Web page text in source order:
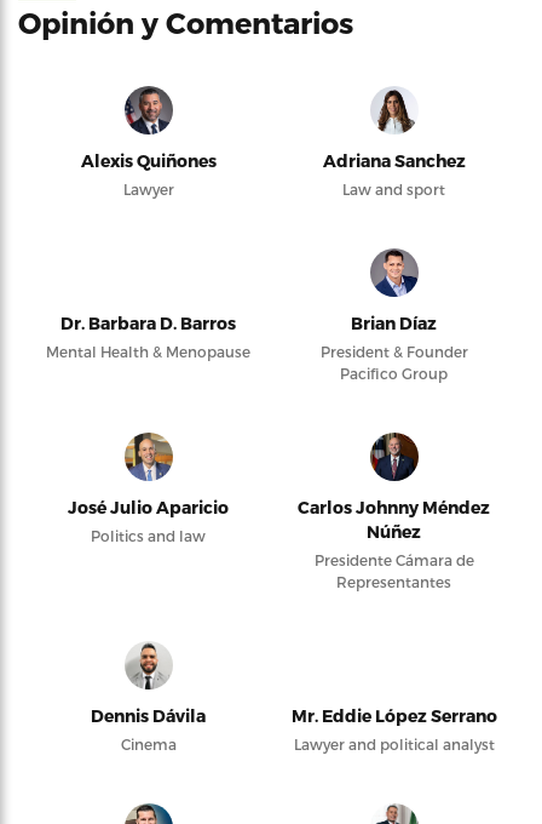
Opinión y Comentarios
Alexis Quiñones
Lawyer
Adriana Sanchez
Law and sport
Dr. Barbara D. Barros
Mental Health & Menopause
Brian Díaz
President & Founder
Pacifico Group
José Julio Aparicio
Politics and law
Carlos Johnny Méndez
Núñez
Presidente Cámara de
Representantes
Dennis Dávila
Cinema
Mr. Eddie López Serrano
Lawyer and political analyst